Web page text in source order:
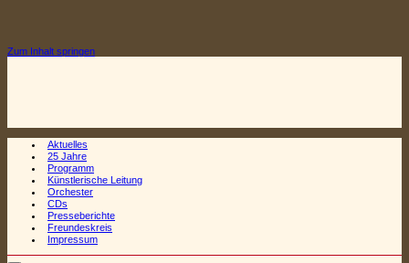
Zum Inhalt springen
Aktuelles
25 Jahre
Programm
Künstlerische Leitung
Orchester
CDs
Presseberichte
Freundeskreis
Impressum